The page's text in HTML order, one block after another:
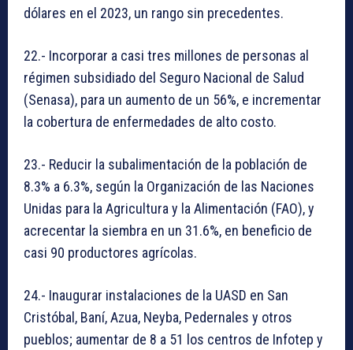
dólares en el 2023, un rango sin precedentes.
22.- Incorporar a casi tres millones de personas al
régimen subsidiado del Seguro Nacional de Salud
(Senasa), para un aumento de un 56%, e incrementar
la cobertura de enfermedades de alto costo.
23.- Reducir la subalimentación de la población de
8.3% a 6.3%, según la Organización de las Naciones
Unidas para la Agricultura y la Alimentación (FAO), y
acrecentar la siembra en un 31.6%, en beneficio de
casi 90 productores agrícolas.
24.- Inaugurar instalaciones de la UASD en San
Cristóbal, Baní, Azua, Neyba, Pedernales y otros
pueblos; aumentar de 8 a 51 los centros de Infotep y